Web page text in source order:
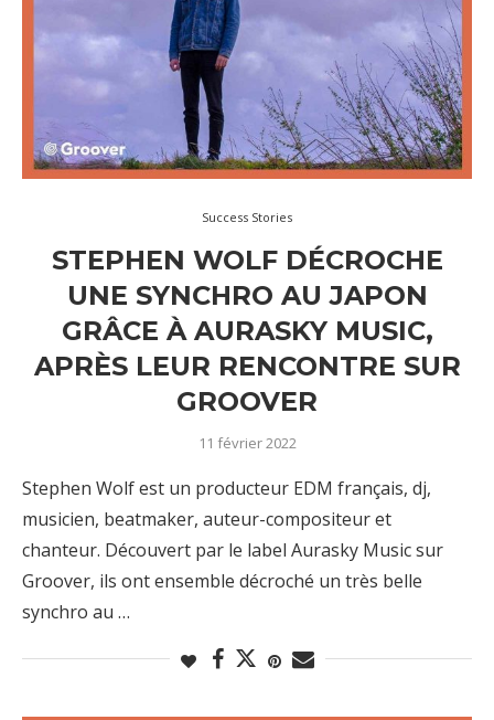
Success Stories
STEPHEN WOLF DÉCROCHE
UNE SYNCHRO AU JAPON
GRÂCE À AURASKY MUSIC,
APRÈS LEUR RENCONTRE SUR
GROOVER
11 février 2022
Stephen Wolf est un producteur EDM français, dj,
musicien, beatmaker, auteur-compositeur et
chanteur. Découvert par le label Aurasky Music sur
Groover, ils ont ensemble décroché un très belle
synchro au …